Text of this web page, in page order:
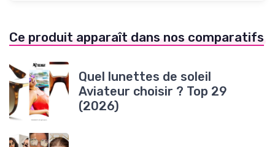
Ce produit apparaît dans nos comparatifs
Quel lunettes de soleil
Aviateur choisir ? Top 29
(2026)